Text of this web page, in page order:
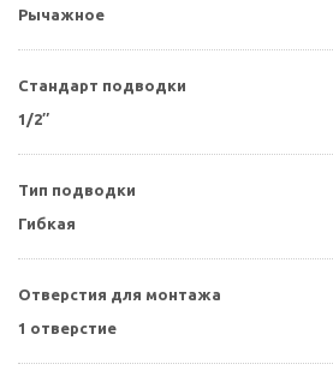
Рычажное
Стандарт подводки
1/2″
Тип подводки
Гибкая
Отверстия для монтажа
1 отверстие